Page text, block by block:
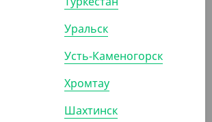
Уральск
Усть-Каменогорск
Хромтау
Шахтинск